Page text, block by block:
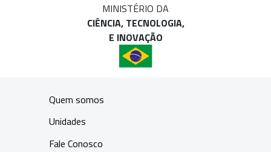
MINISTÉRIO DA
CIÊNCIA, TECNOLOGIA,
E INOVAÇÃO
Quem somos
Unidades
Fale Conosco